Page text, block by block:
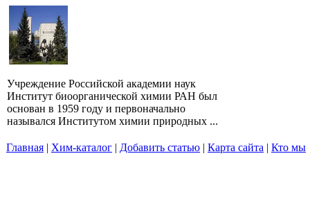
Учреждение Российской академии наук
Институт биоорганической химии РАН был
основан в 1959 году и первоначально
назывался Институтом химии природных ...
Главная | Хим-каталог | Добавить статью | Карта сайта | Кто мы